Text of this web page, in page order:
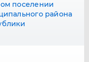
поселении
района